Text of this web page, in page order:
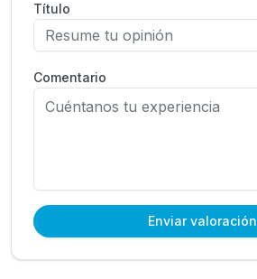
Título
Comentario
Enviar valoración